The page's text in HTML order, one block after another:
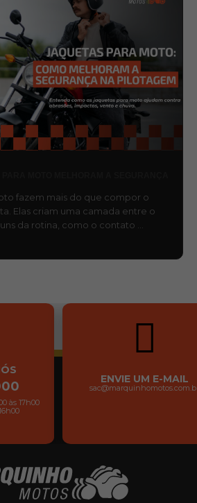
fazem mais do que compor o
Elas criam uma camada entre o
da rotina, como o contato …
às 17h00
ENVIE UM E-MAIL